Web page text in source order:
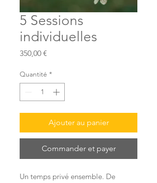
5 Sessions
individuelles
350,00 €
Quantité *
Ajouter au panier
Commander et payer
Un temps privé ensemble. De